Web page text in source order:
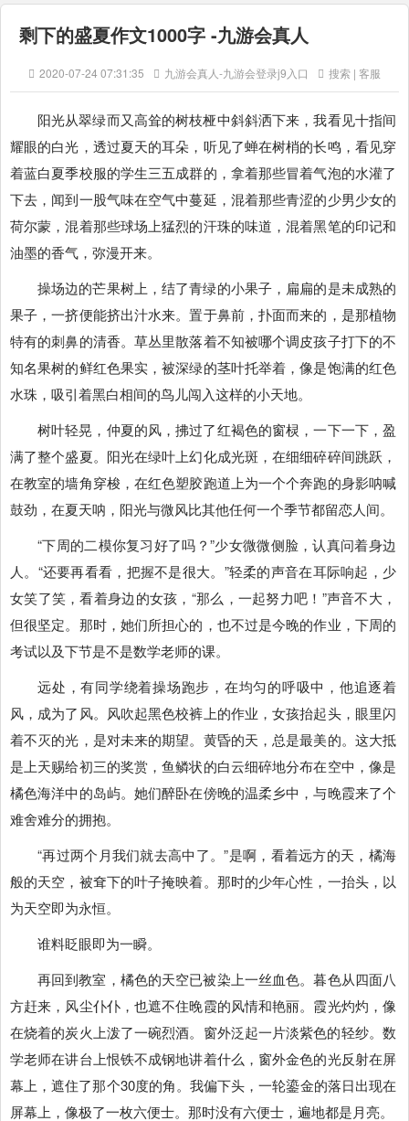
剩下的盛夏作文1000字 -九游会真人
2020-07-24 07:31:35 九游会真人-九游会登录j9入口 搜索 | 客服
阳光从翠绿而又高耸的树枝桠中斜斜洒下来，我看见十指间
耀眼的白光，透过夏天的耳朵，听见了蝉在树梢的长鸣，看见穿
着蓝白夏季校服的学生三五成群的，拿着那些冒着气泡的水灌了
下去，闻到一股气味在空气中蔓延，混着那些青涩的少男少女的
荷尔蒙，混着那些球场上猛烈的汗珠的味道，混着黑笔的印记和
油墨的香气，弥漫开来。
操场边的芒果树上，结了青绿的小果子，扁扁的是未成熟的
果子，一挤便能挤出汁水来。置于鼻前，扑面而来的，是那植物
特有的刺鼻的清香。草丛里散落着不知被哪个调皮孩子打下的不
知名果树的鲜红色果实，被深绿的茎叶托举着，像是饱满的红色
水珠，吸引着黑白相间的鸟儿闯入这样的小天地。
树叶轻晃，仲夏的风，拂过了红褐色的窗棂，一下一下，盈
满了整个盛夏。阳光在绿叶上幻化成光斑，在细细碎碎间跳跃，
在教室的墙角穿梭，在红色塑胶跑道上为一个个奔跑的身影呐喊
鼓劲，在夏天呐，阳光与微风比其他任何一个季节都留恋人间。
“下周的二模你复习好了吗？”少女微微侧脸，认真问着身边
人。“还要再看看，把握不是很大。”轻柔的声音在耳际响起，少
女笑了笑，看着身边的女孩，“那么，一起努力吧！”声音不大，
但很坚定。那时，她们所担心的，也不过是今晚的作业，下周的
考试以及下节是不是数学老师的课。
远处，有同学绕着操场跑步，在均匀的呼吸中，他追逐着
风，成为了风。风吹起黑色校裤上的作业，女孩抬起头，眼里闪
着不灭的光，是对未来的期望。黄昏的天，总是最美的。这大抵
是上天赐给初三的奖赏，鱼鳞状的白云细碎地分布在空中，像是
橘色海洋中的岛屿。她们醉卧在傍晚的温柔乡中，与晚霞来了个
难舍难分的拥抱。
“再过两个月我们就去高中了。”是啊，看着远方的天，橘海
般的天空，被耷下的叶子掩映着。那时的少年心性，一抬头，以
为天空即为永恒。
谁料眨眼即为一瞬。
再回到教室，橘色的天空已被染上一丝血色。暮色从四面八
方赶来，风尘仆仆，也遮不住晚霞的风情和艳丽。霞光灼灼，像
在烧着的炭火上泼了一碗烈酒。 窗外泛起一片淡紫色的轻纱。数
学老师在讲台上恨铁不成钢地讲着什么，窗外金色的光反射在屏
幕上，遮住了那个30度的角。我偏下头，一轮鎏金的落日出现在
屏幕上，像极了一枚六便士。那时没有六便士，遍地都是月亮。